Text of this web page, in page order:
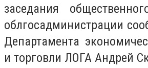
заседания
облгосадминистрации
Департамента
и торговли ЛОГА Андрей